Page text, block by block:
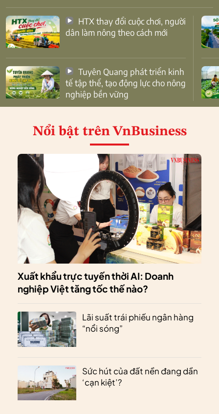
dân làm nông theo cách mới
tế tập thể, tạo động lực cho nông
nghiệp bền vững
Nổi bật trên VnBusiness
Xuất khẩu trực tuyến thời AI: Doanh
nghiệp Việt tăng tốc thế nào?
Lãi suất trái phiếu ngân hàng
“nổi sóng”
Sức hút của đất nền đang dần
‘cạn kiệt’?